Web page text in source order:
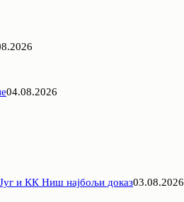
04.08.2026
и КК Ниш најбољи доказ03.08.2026